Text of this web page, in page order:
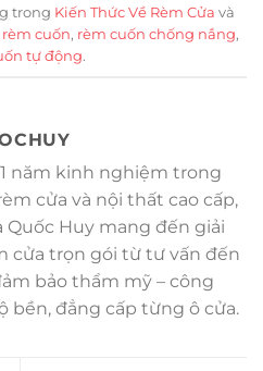
trong Kiến Thức Về Rèm Cửa và
rèm cuốn, rèm cuốn chống nắng,
tự động.
năm kinh nghiệm trong
cửa và nội thất cao cấp,
Quốc Huy mang đến giải
cửa trọn gói từ tư vấn đến
bảo thẩm mỹ – công
bền, đẳng cấp từng ô cửa.